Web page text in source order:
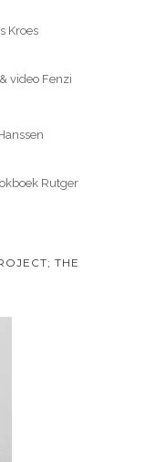
Kroes
video Fenzi
Rutger
THE